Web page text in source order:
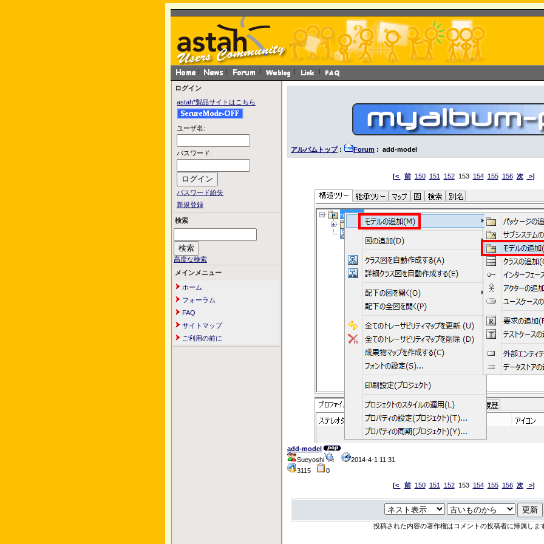
ログイン
astah*製品サイトはこちら
ユーザ名:
パスワード:
パスワード紛失
新規登録
検索
高度な検索
メインメニュー
ホーム
フォーラム
FAQ
サイトマップ
ご利用の前に
アルバムトップ: Forum : add-model
[< 前 150 151 152153 154 155 156 次 >]
add-model
Sueyoshi
2014-4-1 11:31
3115
0
[<
前 150 151 152153 154 155 156 次 >]
投稿された内容の著作権はコメントの投稿者に帰属しま